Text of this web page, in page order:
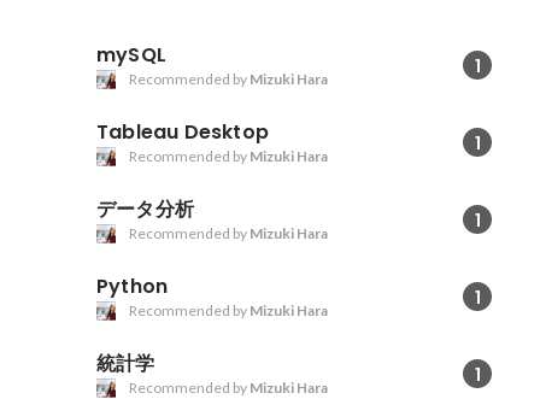
mySQL 1
Recommended by Mizuki Hara
Tableau Desktop 1
Recommended by Mizuki Hara
データ分析 1
Recommended by Mizuki Hara
Python 1
Recommended by Mizuki Hara
統計学 1
Recommended by Mizuki Hara